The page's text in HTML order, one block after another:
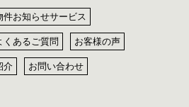
件お知らせサービス
くあるご質問 お客様の声
介 お問い合わせ